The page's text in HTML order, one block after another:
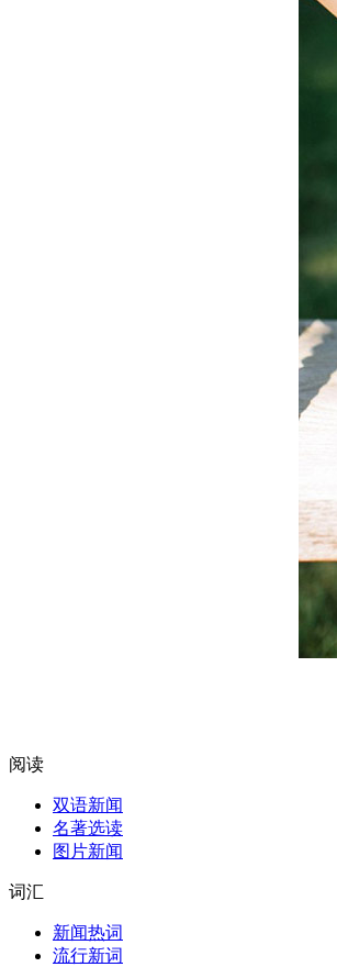
阅读
双语新闻
名著选读
图片新闻
词汇
新闻热词
流行新词